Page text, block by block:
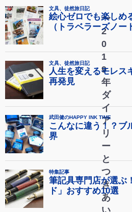
〜
2
0
1
9
年
ダ
イ
ア
リ
ー
と
つ
き
あ
い